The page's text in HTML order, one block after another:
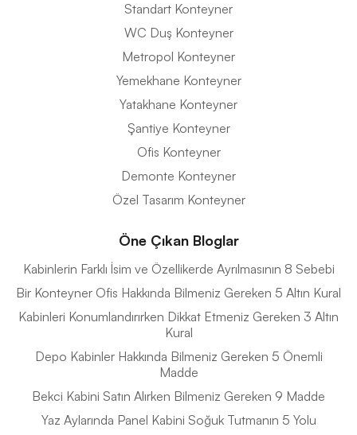
Standart Konteyner
WC Duş Konteyner
Metropol Konteyner
Yemekhane Konteyner
Yatakhane Konteyner
Şantiye Konteyner
Ofis Konteyner
Demonte Konteyner
Özel Tasarım Konteyner
Öne Çıkan Bloglar
Kabinlerin Farklı İsim ve Özellikerde Ayrılmasının 8 Sebebi
Bir Konteyner Ofis Hakkında Bilmeniz Gereken 5 Altın Kural
Kabinleri Konumlandırırken Dikkat Etmeniz Gereken 3 Altın
Kural
Depo Kabinler Hakkında Bilmeniz Gereken 5 Önemli
Madde
Bekci Kabini Satın Alırken Bilmeniz Gereken 9 Madde
Yaz Aylarında Panel Kabini Soğuk Tutmanın 5 Yolu